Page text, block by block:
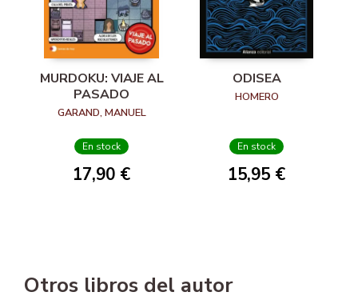
MURDOKU: VIAJE AL
PASADO
GARAND, MANUEL
En stock
17,90 €
ODISEA
HOMERO
En stock
15,95 €
Otros libros del autor